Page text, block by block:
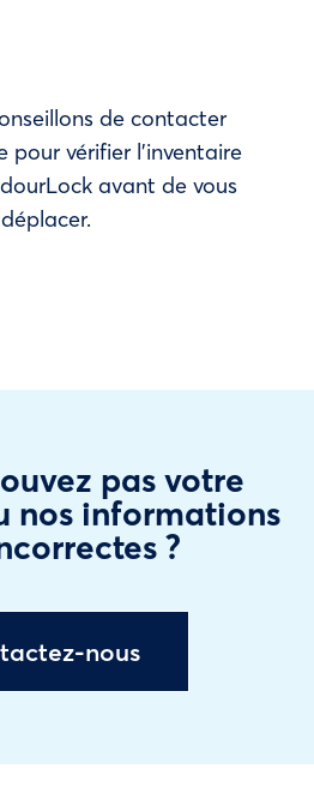
de contacter
pour vérifier l’inventaire
avant de vous
déplacer.
pas votre
nos informations
?
nous